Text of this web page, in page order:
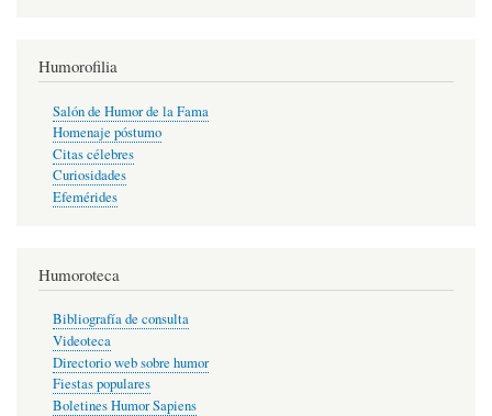
Humorofilia
Salón de Humor de la Fama
Homenaje póstumo
Citas célebres
Curiosidades
Efemérides
Humoroteca
Bibliografía de consulta
Videoteca
Directorio web sobre humor
Fiestas populares
Boletines Humor Sapiens